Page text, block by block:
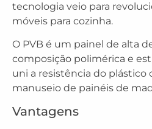
tecnologia veio para
móveis para cozinha.
O PVB é um painel de alta
composição polimérica e
uni a resistência do plástico
manuseio de painéis de
Vantagens